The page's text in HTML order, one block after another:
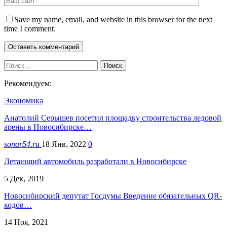
Save my name, email, and website in this browser for the next
time I comment.
Рекомендуем:
Экономика
Анатолий Серышев посетил площадку строительства ледовой
арены в Новосибирске…
sonar54.ru 18 Янв, 2022 0
Летающий автомобиль разработали в Новосибирске
5 Дек, 2019
Новосибирский депутат Госдумы Введение обязательных QR-
кодов…
14 Ноя, 2021